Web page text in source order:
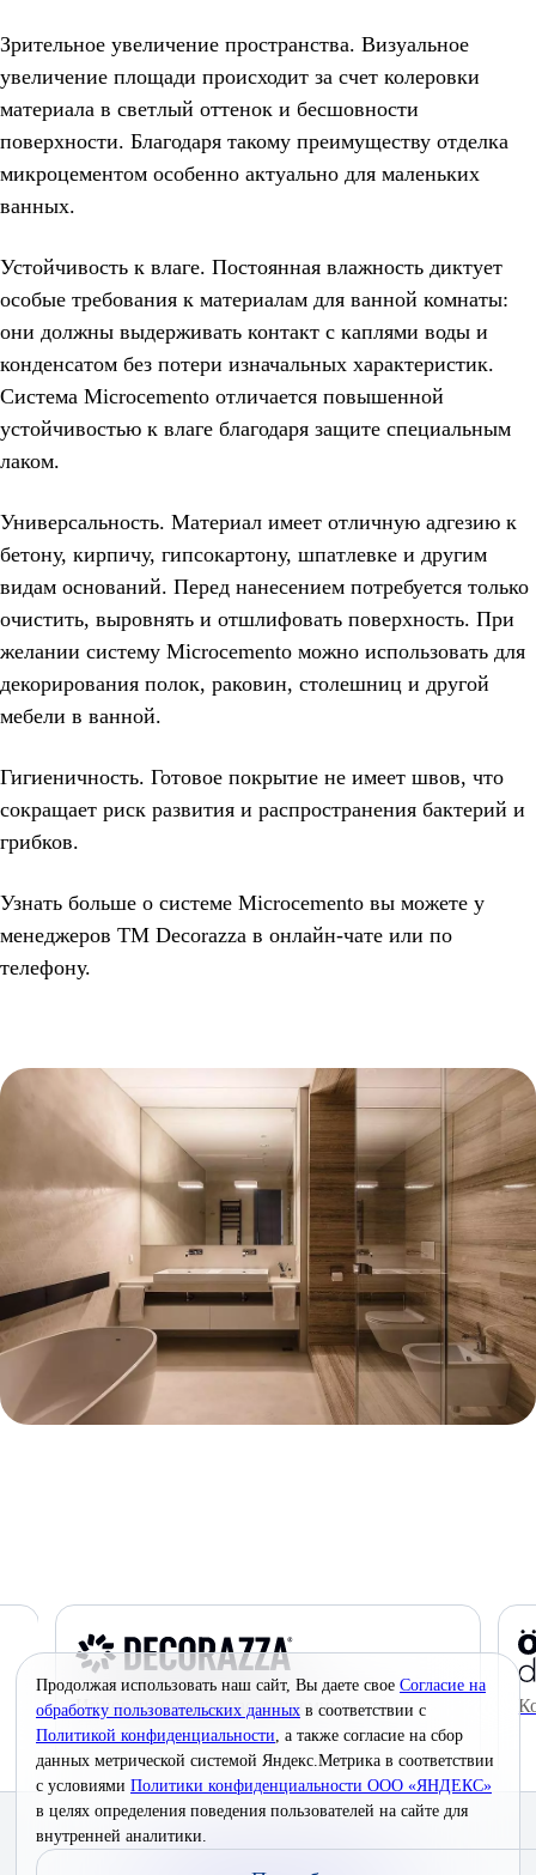
Зрительное увеличение пространства. Визуальное
увеличение площади происходит за счет колеровки
материала в светлый оттенок и бесшовности
поверхности. Благодаря такому преимуществу отделка
микроцементом особенно актуально для маленьких
ванных.
Устойчивость к влаге. Постоянная влажность диктует
особые требования к материалам для ванной комнаты:
они должны выдерживать контакт с каплями воды и
конденсатом без потери изначальных характеристик.
Система Microcemento отличается повышенной
устойчивостью к влаге благодаря защите специальным
лаком.
Универсальность. Материал имеет отличную адгезию к
бетону, кирпичу, гипсокартону, шпатлевке и другим
видам оснований. Перед нанесением потребуется только
очистить, выровнять и отшлифовать поверхность. При
желании систему Microcemento можно использовать для
декорирования полок, раковин, столешниц и другой
мебели в ванной.
Гигиеничность. Готовое покрытие не имеет швов, что
сокращает риск развития и распространения бактерий и
грибков.
Узнать больше о системе Microcemento вы можете у
менеджеров ТМ Decorazza в онлайн-чате или по
телефону.
Инновационные краски премиум-класса
© 2026 Interra Deco Group
Продолжая использовать наш сайт, Вы даете свое Согласие на
обработку пользовательских данных в соответствии с
Политикой конфиденциальности, а также согласие на сбор
данных метрической системой Яндекс.Метрика в соответствии
с условиями Политики конфиденциальности ООО «ЯНДЕКС»
в целях определения поведения пользователей на сайте для
внутренней аналитики.